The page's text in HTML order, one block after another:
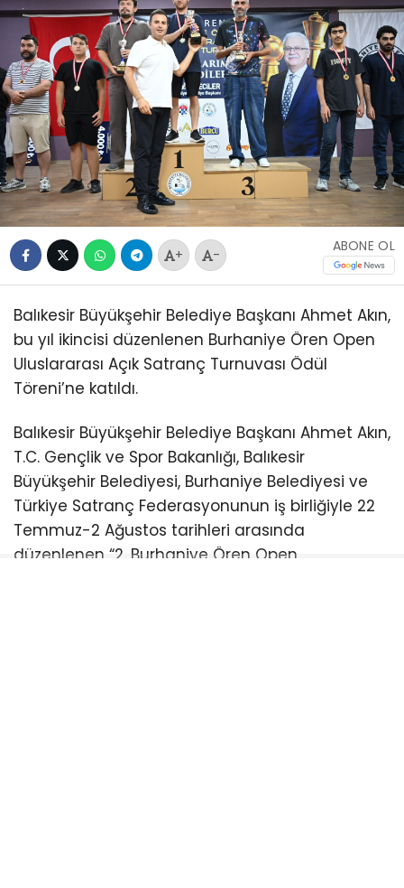
+ -
ABONE OL
Balıkesir Büyükşehir Belediye Başkanı Ahmet Akın,
bu yıl ikincisi düzenlenen Burhaniye Ören Open
Uluslararası Açık Satranç Turnuvası Ödül
Töreni’ne katıldı.
Balıkesir Büyükşehir Belediye Başkanı Ahmet Akın,
T.C. Gençlik ve Spor Bakanlığı, Balıkesir
Büyükşehir Belediyesi, Burhaniye Belediyesi ve
Türkiye Satranç Federasyonunun iş birliğiyle 22
Temmuz-2 Ağustos tarihleri arasında
düzenlenen “2. Burhaniye Ören Open